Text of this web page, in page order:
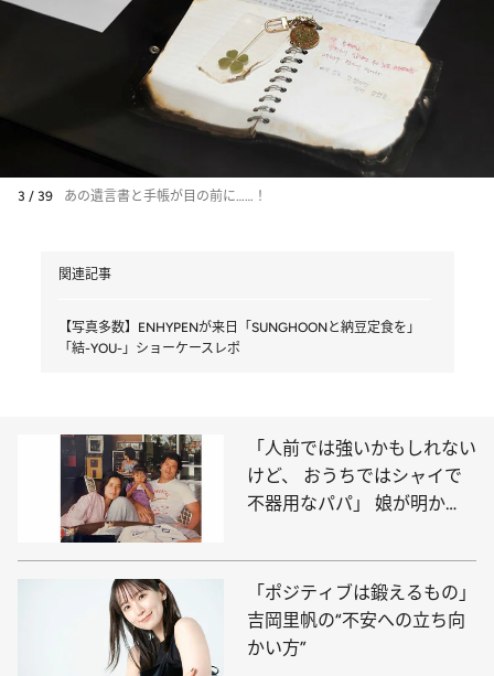
3 / 39 あの遺言書と手帳が目の前に……！
関連記事
【写真多数】ENHYPENが来日「SUNGHOONと納豆定食を」
「結-YOU-」ショーケースレポ
「人前では強いかもしれない
けど、 おうちではシャイで
不器用なパパ」 娘が明か
「ポジティブは鍛えるもの」
吉岡里帆の“不安への立ち向
かい方”